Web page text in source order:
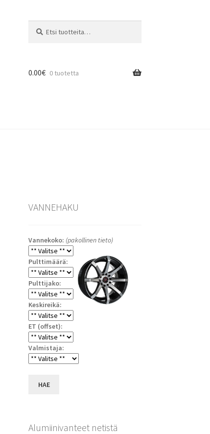
0.00€ 0 tuotetta
VANNEHAKU
Vannekoko: (pakollinen tieto)
Pulttimäärä:
Pulttijako:
Keskireikä:
ET (offset):
Valmistaja:
HAE
Alumiinivanteet netistä